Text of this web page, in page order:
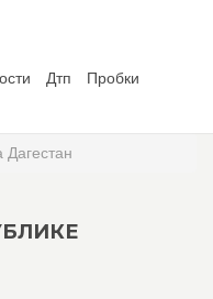
Дтп
Пробки
Дагестан